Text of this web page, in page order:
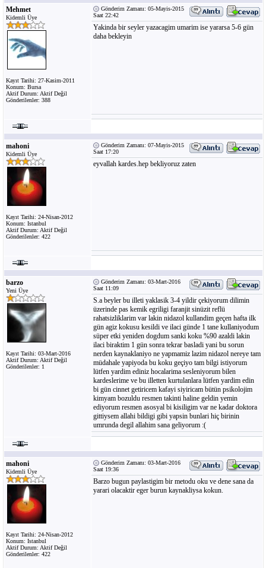
Mehmet
Kidemli Üye
Kayıt Tarihi: 27-Kasim-2011
Konum: Bursa
Aktif Durum: Aktif Değil
Gönderilenler: 388
Gönderim Zamanı: 05-Mayis-2015
Saat 22:42
Yakinda bir seyler yazacagim umarim ise yararsa 5-6 gün
daha bekleyin
mahoni
Kidemli Üye
Kayıt Tarihi: 24-Nisan-2012
Konum: Istanbul
Aktif Durum: Aktif Değil
Gönderilenler: 422
Gönderim Zamanı: 07-Mayis-2015
Saat 17:20
eyvallah kardes.hep bekliyoruz zaten
barzo
Yeni Üye
Kayıt Tarihi: 03-Mart-2016
Aktif Durum: Aktif Değil
Gönderilenler: 1
Gönderim Zamanı: 03-Mart-2016
Saat 11:09
S.a beyler bu illeti yaklasik 3-4 yildir çekiyorum dilimin
üzerinde pas kemik egriligi faranjit sinüzit reflü
rahatsizliklarim var lakin nidazol kullandim geçen hafta ilk
gün agiz kokusu kesildi ve ilaci günde 1 tane kullaniyodum
süper etki yeniden dogdum sanki koku %90 azaldi lakin
ilaci biraktim 1 gün sonra tekrar basladi yani bu sorun
nerden kaynaklaniyo ne yapmamiz lazim nidazol nereye tam
müdahale yapiyoda bu koku geçiyo tam bilgi istiyorum
lütfen yardim ediniz hocalarima sesleniyorum bilen
kardeslerime ve bu illetten kurtulanlara lütfen yardim edin
bi gün cinnet getiricem kafayi siyiricam bütün psikolojim
kimyam bozuldu resmen takinti haline geldin yemin
ediyorum resmen asosyal bi kisiligim var ne kadar doktora
gittiysem allahi bildigi gibi yapsin bunlari hiç birinin
umrunda degil allahim sana geliyorum :(
mahoni
Kidemli Üye
Kayıt Tarihi: 24-Nisan-2012
Konum: Istanbul
Aktif Durum: Aktif Değil
Gönderilenler: 422
Gönderim Zamanı: 03-Mart-2016
Saat 19:36
Barzo bugun paylastigim bir metodu oku ve dene sana da
yarari olacaktir eger burun kaynakliysa kokun.